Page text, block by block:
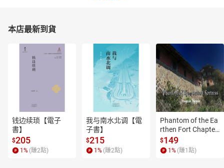
本店最新到貨
钱边续琐【電子
書】
$205
1 % (賺2點)
我与南水北调【電
子書】
$215
1 % (賺2點)
Phantom of the Ea
rthen Fort Chapter
4【有聲書】
$149
1 % (賺1 點)